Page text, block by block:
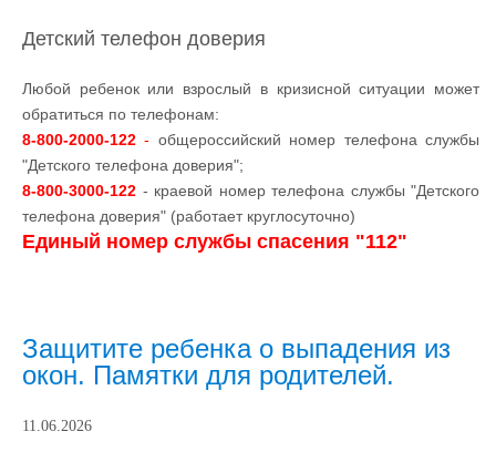
Детский телефон доверия
Любой ребенок или взрослый в кризисной ситуации может
обратиться по телефонам:
8-800-2000-122 - общероссийский номер телефона службы
"Детского телефона доверия";
8-800-3000-122 - краевой номер телефона службы "Детского
телефона доверия" (работает круглосуточно)
Единый номер службы спасения "112"
Защитите ребенка о выпадения из
окон. Памятки для родителей.
11.06.2026